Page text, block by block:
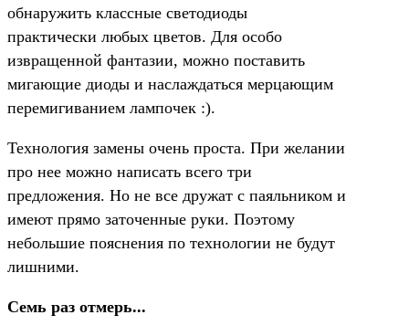
обнаружить классные светодиоды
практически любых цветов. Для особо
извращенной фантазии, можно поставить
мигающие диоды и наслаждаться мерцающим
перемигиванием лампочек :).
Технология замены очень проста. При желании
про нее можно написать всего три
предложения. Но не все дружат с паяльником и
имеют прямо заточенные руки. Поэтому
небольшие пояснения по технологии не будут
лишними.
Семь раз отмерь...